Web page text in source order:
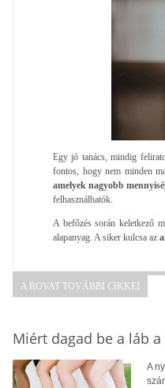
Egy jó tanács, mindig
fontos, hogy nem minden
amelyek nagyobb
felhasználhatók.
A befőzés során keletkező
alapanyag. A siker kulcsa az
A ROVAT TOVÁBBI CIKKEI
Miért dagad be a láb
A